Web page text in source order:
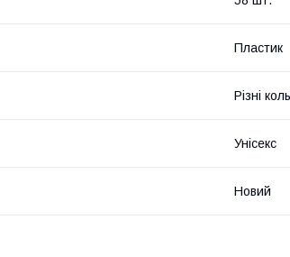
Пластик
Різні
Унісекс
Новий